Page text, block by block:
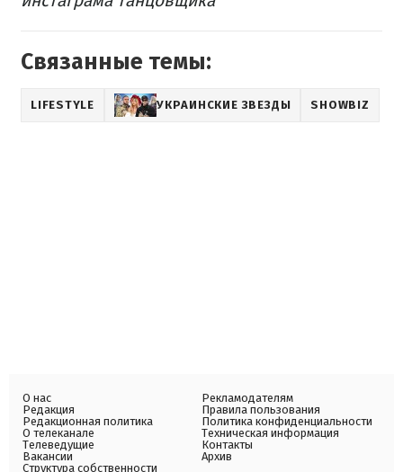
Связанные темы:
LIFESTYLE УКРАИНСКИЕ ЗВЕЗДЫ SHOWBIZ
О нас
Редакция
Редакционная политика
О телеканале
Телеведущие
Вакансии
Структура собственности
Рекламодателям
Правила пользования
Политика конфиденциальности
Техническая информация
Контакты
Архив